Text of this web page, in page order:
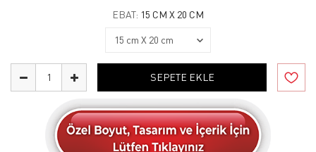
EBAT: 15 CM X 20 CM
SEPETE EKLE